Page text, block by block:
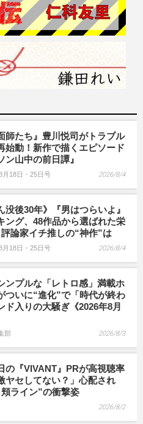
師たち』豊川悦司がトラブル
始動！新作で描くエピソード
ン山中の前日譚』
月18日・25日号 2026/8/4
没後30年》『男はつらいよ』
ング、48作品から選ばれた栄
論家イチ推しの“神作”は
月18日・25日号 2026/8/4
ンプルな「レトロ感」満載ホ
ついに“進化”で「時代が終わ
ド入りの大騒ぎ《2026年8月
部 2026/8/3
の『VIVANT』PRが高視聴率
ヤセしてない？」心配され
ライン”の衝撃姿
2026/8/2